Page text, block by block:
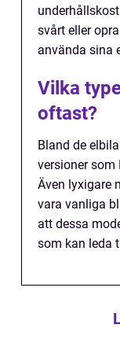
svårt eller
använda sina
Vilka
oftast?
Bland de
versioner som
Även lyxigare
vara vanliga
att dessa
som kan leda